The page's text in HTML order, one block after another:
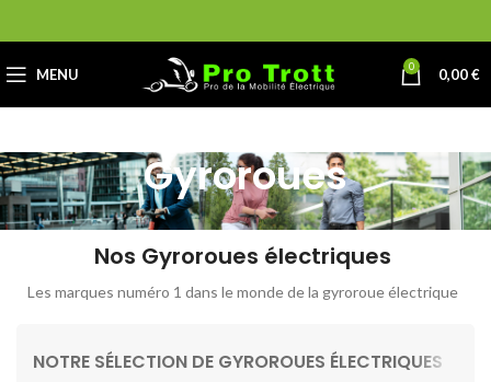
MENU 0 0,00€
Gyroroues
Nos Gyroroues électriques
Les marques numéro 1 dans le monde de la gyroroue électrique
NOTRE SÉLECTION DE GYROROUES ÉLECTRIQUES